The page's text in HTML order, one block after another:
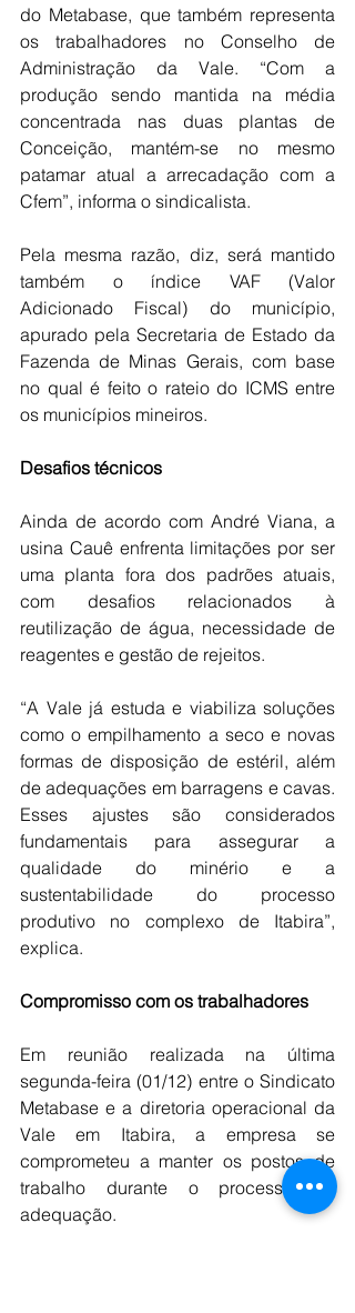
do Metabase, que também representa
os trabalhadores no Conselho de
Administração da Vale. “Com a
produção sendo mantida na média
concentrada nas duas plantas de
Conceição, mantém-se no mesmo
patamar atual a arrecadação com a
Cfem”, informa o sindicalista.
Pela mesma razão, diz, será mantido
também o índice VAF (Valor
Adicionado Fiscal) do município,
apurado pela Secretaria de Estado da
Fazenda de Minas Gerais, com base
no qual é feito o rateio do ICMS entre
os municípios mineiros.
Desafios técnicos
Ainda de acordo com André Viana, a
usina Cauê enfrenta limitações por ser
uma planta fora dos padrões atuais,
com desafios relacionados à
reutilização de água, necessidade de
reagentes e gestão de rejeitos.
“A Vale já estuda e viabiliza soluções
como o empilhamento a seco e novas
formas de disposição de estéril, além
de adequações em barragens e cavas.
Esses ajustes são considerados
fundamentais para assegurar a
qualidade do minério e a
sustentabilidade do processo
produtivo no complexo de Itabira”,
explica.
Compromisso com os trabalhadores
Em reunião realizada na última
segunda-feira (01/12) entre o Sindicato
Metabase e a diretoria operacional da
Vale em Itabira, a empresa se
comprometeu a manter os postos de
trabalho durante o processo de
adequação.